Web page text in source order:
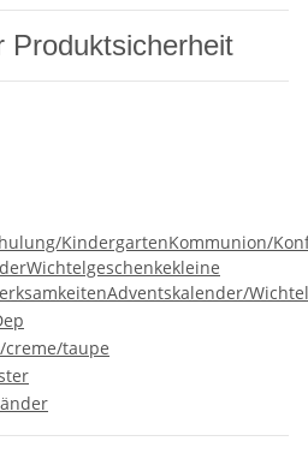
Produktsicherheit
KindergartenKommunion/
Wichtelgeschenkekleine
Adventskalender/
creme/taupe